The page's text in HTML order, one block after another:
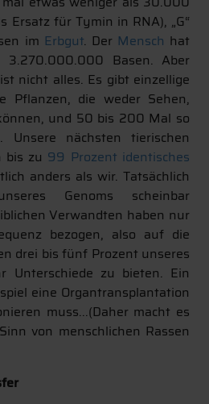
Ersatz für Tymin in RNA), „G“
im Erbgut. Der Mensch hat
3.270.000.000 Basen. Aber
nicht alles. Es gibt einzellige
Pflanzen, die weder Sehen,
und 50 bis 200 Mal so
Unsere nächsten tierischen
bis zu 99 Prozent identisches
anders als wir. Tatsächlich
Genoms scheinbar
Verwandten haben nur
bezogen, also auf die
drei bis fünf Prozent unseres
Unterschiede zu bieten. Ein
eine Organtransplantation
muss...(Daher macht es
von menschlichen Rassen